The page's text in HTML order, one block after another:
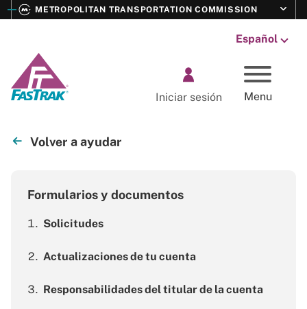
METROPOLITAN TRANSPORTATION COMMISSION Toggle
Language:
Iniciar sesión Menu
Volver a ayudar
Formularios y documentos
Solicitudes
Actualizaciones de tu cuenta
Responsabilidades del titular de la cuenta